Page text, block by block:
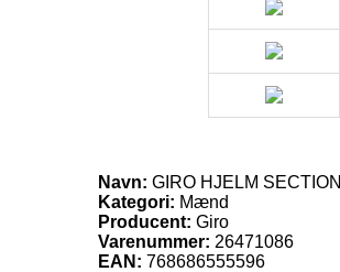
Navn: GIRO HJELM SECTION
Kategori: Mænd
Producent: Giro
Varenummer: 26471086
EAN: 768686555596